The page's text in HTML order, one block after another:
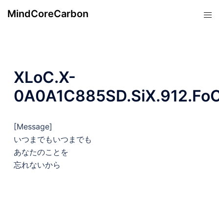
MindCoreCarbon
ト
XLoC.X-
[Message]
いつまでもいつまでも
あなたのことを
忘れないから